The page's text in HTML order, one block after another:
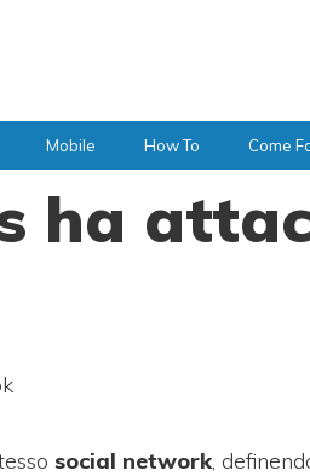
Mobile How To Come
ha
social network,